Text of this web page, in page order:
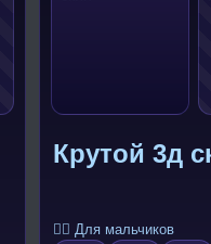
Крутой 3д
🧍‍♂️ Для мальчиков